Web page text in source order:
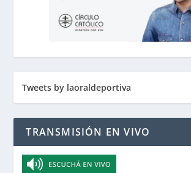
Tweets by laoraldeportiva
TRANSMISIÓN EN VIVO